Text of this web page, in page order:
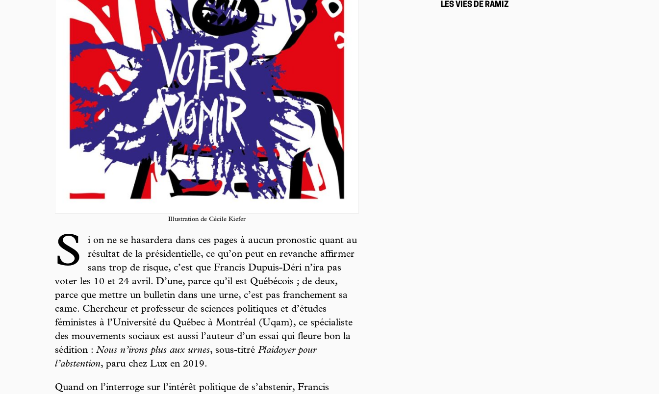
Illustration de Cécile Kiefer
S
i on ne se hasardera dans ces pages à aucun pronostic quant au
résultat de la présidentielle, ce qu’on peut en revanche affirmer
sans trop de risque, c’est que Francis Dupuis-Déri n’ira pas
voter les 10 et 24 avril. D’une, parce qu’il est Québécois ; de deux,
parce que mettre un bulletin dans une urne, c’est pas franchement sa
came. Chercheur et professeur de sciences politiques et d’études
féministes à l’Université du Québec à Montréal (Uqam), ce spécialiste
des mouvements sociaux est aussi l’auteur d’un essai qui fleure bon la
sédition : Nous n’irons plus aux urnes, sous-titré Plaidoyer pour
l’abstention, paru chez Lux en 2019.
Quand on l’interroge sur l’intérêt politique de s’abstenir, Francis
LES VIES DE RAMIZ